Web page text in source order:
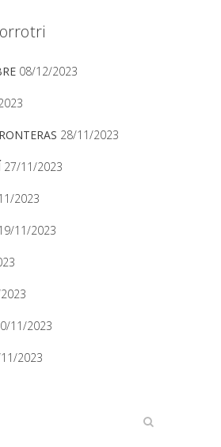
08/12/2023
28/11/2023
27/11/2023
2023
11/2023
11/2023
2023